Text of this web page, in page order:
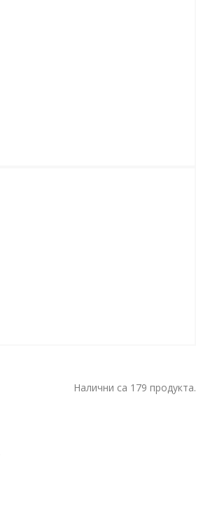
Налични са 179 продукта.